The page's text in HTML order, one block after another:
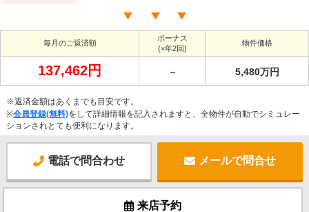
毎月のご返済額
ボーナス
(×年2回)
物件価格
137,462円 － 5,480万円
※返済金額はあくまでも目安です。
※会員登録(無料)をして詳細情報を記入されますと、全物件が自動でシミュレー
ションされとても便利になります。
電話で問合わせ メールで問合せ
来店予約